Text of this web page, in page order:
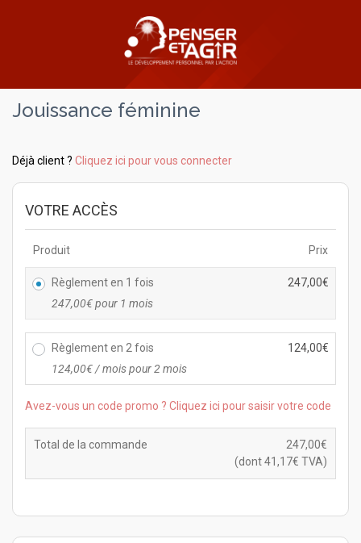
Jouissance féminine
Déjà client ? Cliquez ici pour vous connecter
VOTRE ACCÈS
Produit Prix
Règlement en 1 fois
247,00€pour 1 mois
247,00€
Règlement en 2 fois
124,00€/ mois pour 2 mois
124,00€
Avez-vous un code promo ? Cliquez ici pour saisir votre code
Total de la commande 247,00€
(dont41,17€ TVA)